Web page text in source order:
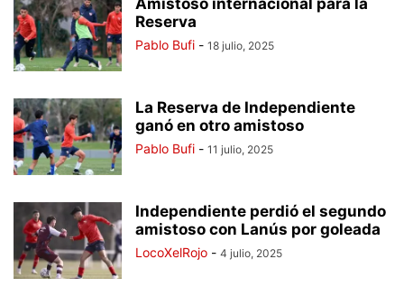
Amistoso internacional para la
Reserva
Pablo Bufi - 18 julio, 2025
La Reserva de Independiente
ganó en otro amistoso
Pablo Bufi - 11 julio, 2025
Independiente perdió el segundo
amistoso con Lanús por goleada
LocoXelRojo - 4 julio, 2025